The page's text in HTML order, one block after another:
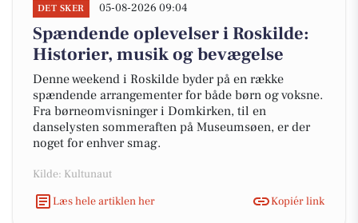
DET SKER 05-08-2026 09:04
Spændende oplevelser i Roskilde:
Historier, musik og bevægelse
Denne weekend i Roskilde byder på en række
spændende arrangementer for både børn og voksne.
Fra børneomvisninger i Domkirken, til en
danselysten sommeraften på Museumsøen, er der
noget for enhver smag.
Kilde: Kultunaut
Læs hele artiklen her
Kopiér link